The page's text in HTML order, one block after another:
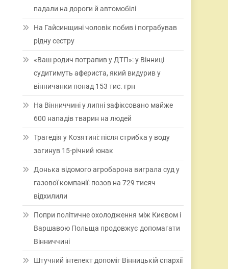
падали на дороги й автомобілі
На Гайсинщині чоловік побив і пограбував
рідну сестру
«Ваш родич потрапив у ДТП»: у Вінниці
судитимуть афериста, який видурив у
вінничанки понад 153 тис. грн
На Вінниччині у липні зафіксовано майже
600 нападів тварин на людей
Трагедія у Козятині: після стрибка у воду
загинув 15-річний юнак
Донька відомого агробарона виграла суд у
газової компанії: позов на 729 тисяч
відхилили
Попри політичне охолодження між Києвом і
Варшавою Польща продовжує допомагати
Вінниччині
Штучний інтелект допоміг Вінницькій єпархії